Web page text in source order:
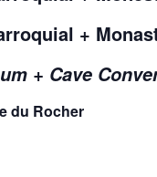
+
+ Cave
du Rocher